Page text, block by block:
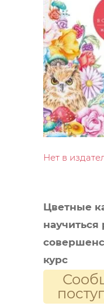
Нет в
Цветные
научиться
курс